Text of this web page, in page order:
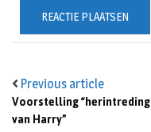
Previous article
Voorstelling “herintreding
van Harry”